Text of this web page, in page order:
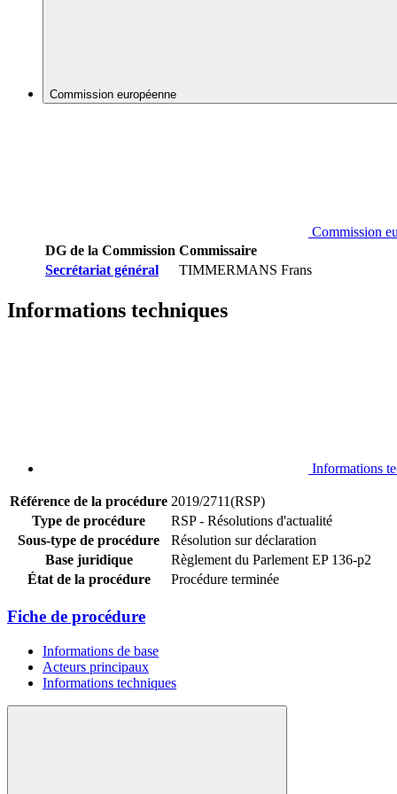
Commission européenne
Commission
DG de la Commission Commissaire
Secrétariat général
TIMMERMANS Frans
Informations techniques
Informations
Référence de la procédure 2019/2711(RSP)
Type de procédure
RSP - Résolutions d'actualité
Sous-type de procédure
Résolution sur déclaration
Base juridique
Règlement du Parlement EP 136-p2
État de la procédure
Procédure terminée
Fiche de procédure
Informations de base
Acteurs principaux
Informations techniques